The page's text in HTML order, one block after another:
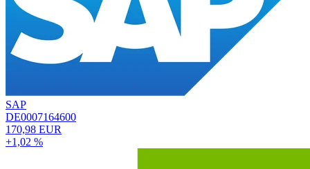
SAP
DE0007164600
170,98 EUR
+1,02 %